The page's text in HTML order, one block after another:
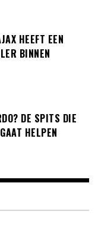
HEEFT EEN
BINNEN
DE SPITS DIE
HELPEN